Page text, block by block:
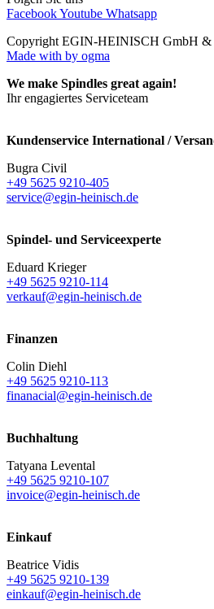
FacebookYoutube Whatsapp
Copyright EGIN-HEINISCH GmbH &
Made with by ogma
We make Spindles great again!
Ihr engagiertes Serviceteam
Kundenservice International /
Bugra Civil
+49 5625 9210-405
service@egin-heinisch.de
Spindel- und Serviceexperte
Eduard Krieger
+49 5625 9210-114
verkauf@egin-heinisch.de
Finanzen
Colin Diehl
+49 5625 9210-113
finanacial@egin-heinisch.de
Buchhaltung
Tatyana Levental
+49 5625 9210-107
invoice@egin-heinisch.de
Einkauf
Beatrice Vidis
+49 5625 9210-139
einkauf@egin-heinisch.de